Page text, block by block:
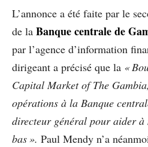
L’annonce a été faite par le
de la Banque centrale de
par l’agence d’information
dirigeant a précisé que la «
Capital Market of The
opérations à la Banque
directeur général pour aider
bas ». Paul Mendy n’a